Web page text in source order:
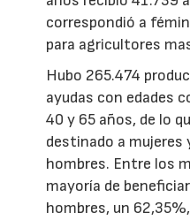
correspondió a
para agricultores
Hubo 265.474
ayudas con edades
40 y 65 años, de lo
destinado a mujeres
hombres. Entre los
mayoría de
hombres, un